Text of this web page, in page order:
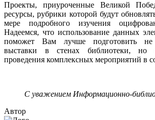
Проекты, приуроченные Великой
ресурсы, рубрики которой будут
мере подробного изучения
Надеемся, что использование данных
поможет Вам лучше подготовить
выставки в стенах библиотеки,
проведения комплексных мероприятий в
С уважением Информационно-
Автор